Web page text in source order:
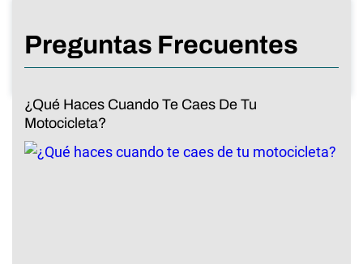
Preguntas Frecuentes
¿Qué Haces Cuando Te Caes De Tu
Motocicleta?